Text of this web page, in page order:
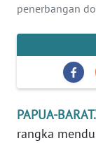
penerbangan
PAPUA-
rangka
TENTANG
SIBER
REDAKSI